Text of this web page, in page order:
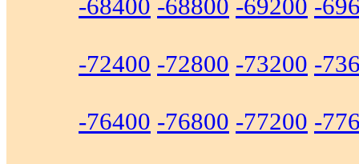
-68400 -68800 -69200 -
-72400 -72800 -73200 -
-76400 -76800 -77200 -